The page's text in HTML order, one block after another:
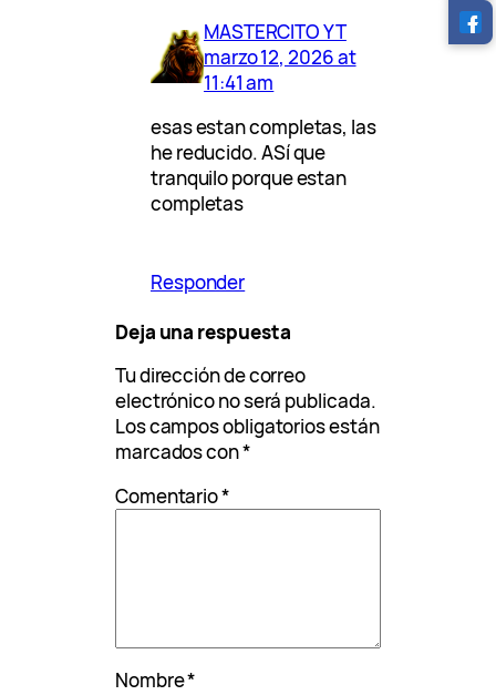
MASTERCITO YT
marzo 12, 2026 at
11:41 am
esas estan completas, las
he reducido. ASí que
tranquilo porque estan
completas
Responder
Deja una respuesta
Tu dirección de correo
electrónico no será publicada.
Los campos obligatorios están
marcados con*
Comentario*
Nombre*